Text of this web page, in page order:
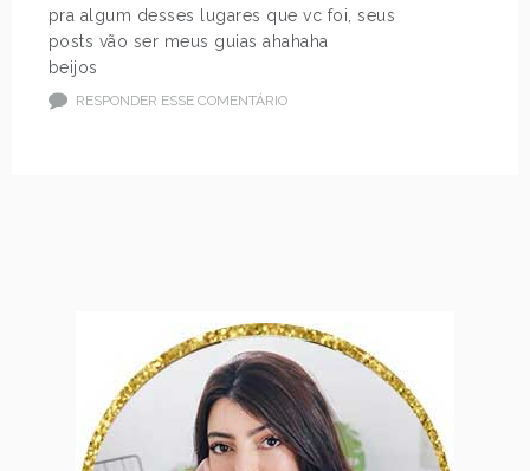
pra algum desses lugares que vc foi, seus
posts vão ser meus guias ahahaha
beijos
RESPONDER ESSE COMENTÁRIO